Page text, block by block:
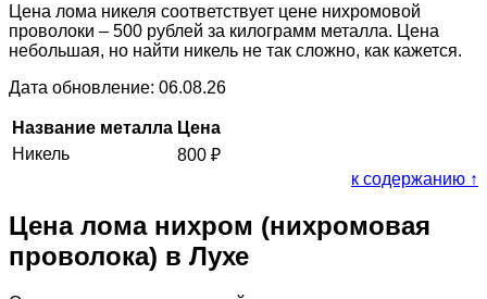
Цена лома никеля соответствует цене нихромовой
проволоки – 500 рублей за килограмм металла. Цена
небольшая, но найти никель не так сложно, как кажется.
Дата обновление: 06.08.26
Название металла Цена
Никель
800 ₽
к содержанию ↑
Цена лома нихром (нихромовая
проволока) в Лухе